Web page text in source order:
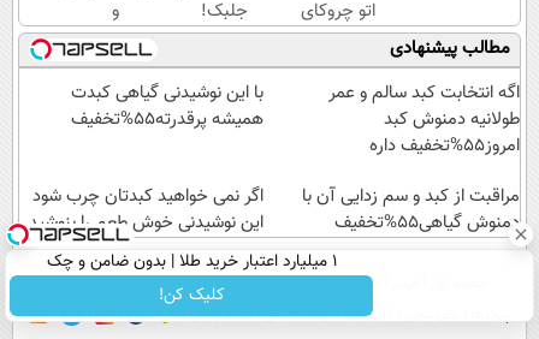
قرمز
بکش!
ثبت
نام
کن!
اتو چروکای
پوستتوصاف
میکنه!50%تخفیف
جلبک!
ضدریزش+رویش
مجدد40%تخفیف
و
گزارش
عملکرد
گروه
اسنپ
مطالب پیشنهادی
اگه انتخابت کبد سالم و عمر
طولانیه دمنوش کبد
امروز55%تخفیف داره
با این نوشیدنی گیاهی کبدت
همیشه پرقدرته55%تخفیف
مراقبت از کبد و سم زدایی آن با
دمنوش گیاهی55%تخفیف
اگر نمی خواهید کبدتان چرب شود
این نوشیدنی خوش طعم را بنوشید
۱ میلیارد اعتبار خرید طلا | بدون ضامن و چک
کلیک کن!
عصر ایران۲ درباره عصرایران تماس با ما
آب و هوا اوقات شرعی سواد زندگی